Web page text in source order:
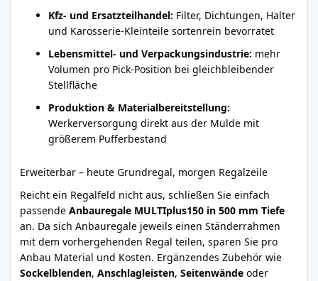
Kfz- und Ersatzteilhandel: Filter, Dichtungen, Halter
und Karosserie-Kleinteile sortenrein bevorratet
Lebensmittel- und Verpackungsindustrie: mehr
Volumen pro Pick-Position bei gleichbleibender
Stellfläche
Produktion & Materialbereitstellung:
Werkerversorgung direkt aus der Mulde mit
größerem Pufferbestand
Erweiterbar – heute Grundregal, morgen Regalzeile
Reicht ein Regalfeld nicht aus, schließen Sie einfach
passende Anbauregale MULTIplus150 in 500 mm Tiefe
an. Da sich Anbauregale jeweils einen Ständerrahmen
mit dem vorhergehenden Regal teilen, sparen Sie pro
Anbau Material und Kosten. Ergänzendes Zubehör wie
Sockelblenden, Anschlagleisten, Seitenwände oder